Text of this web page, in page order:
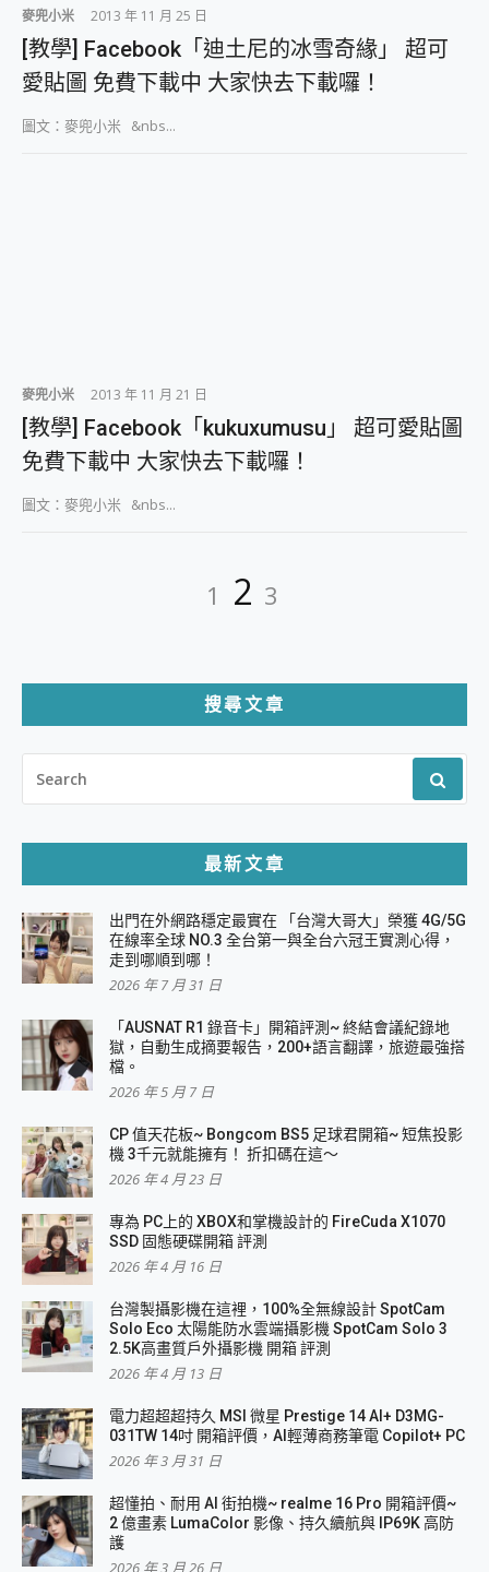
麥兜小米 2013 年 11 月 25 日
[教學] Facebook「迪土尼的冰雪奇緣」 超可
愛貼圖 免費下載中 大家快去下載囉！
圖文：麥兜小米 &nbs...
麥兜小米 2013 年 11 月 21 日
[教學] Facebook「kukuxumusu」 超可愛貼圖
免費下載中 大家快去下載囉！
圖文：麥兜小米 &nbs...
頁
Page
1 Page
2 Page
3
搜尋文章
FOR:
最新文章
出門在外網路穩定最實在 「台灣大哥大」榮獲 4G/5G
在線率全球 NO.3 全台第一與全台六冠王實測心得，
走到哪順到哪！
2026 年 7 月 31 日
「AUSNAT R1 錄音卡」開箱評測~ 終結會議紀錄地
獄，自動生成摘要報告，200+語言翻譯，旅遊最強搭
檔。
2026 年 5 月 7 日
CP 值天花板~ Bongcom BS5 足球君開箱~ 短焦投影
機 3千元就能擁有！ 折扣碼在這～
2026 年 4 月 23 日
專為 PC上的 XBOX和掌機設計的 FireCuda X1070
SSD 固態硬碟開箱 評測
2026 年 4 月 16 日
台灣製攝影機在這裡，100%全無線設計 SpotCam
Solo Eco 太陽能防水雲端攝影機 SpotCam Solo 3
2.5K高畫質戶外攝影機 開箱 評測
2026 年 4 月 13 日
電力超超超持久 MSI 微星 Prestige 14 AI+ D3MG-
031TW 14吋 開箱評價，AI輕薄商務筆電 Copilot+ PC
2026 年 3 月 31 日
超懂拍、耐用 AI 街拍機~ realme 16 Pro 開箱評價~
2 億畫素 LumaColor 影像、持久續航與 IP69K 高防
護
2026 年 3 月 26 日